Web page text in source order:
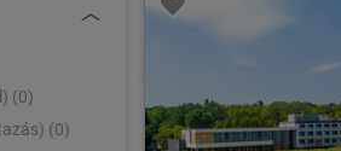
(0)
(0)